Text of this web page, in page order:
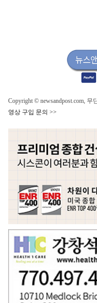
Copyright © newsandpost.com,
영상 구입 문의 >>